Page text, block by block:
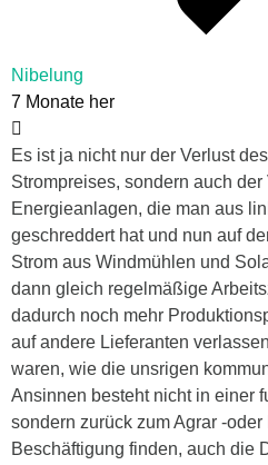
Nibelung
7 Monate her
Es ist ja nicht nur der Verlust
Strompreises, sondern auch
Energieanlagen, die man aus
geschreddert hat und nun auf
Strom aus Windmühlen und
dann gleich regelmäßige
dadurch noch mehr
auf andere Lieferanten
waren, wie die unsrigen
Ansinnen besteht nicht in einer
sondern zurück zum Agrar -
Beschäftigung finden, auch die